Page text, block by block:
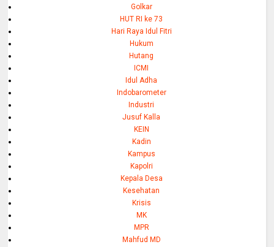
Golkar
HUT RI ke 73
Hari Raya Idul Fitri
Hukum
Hutang
ICMI
Idul Adha
Indobarometer
Industri
Jusuf Kalla
KEIN
Kadin
Kampus
Kapolri
Kepala Desa
Kesehatan
Krisis
MK
MPR
Mahfud MD